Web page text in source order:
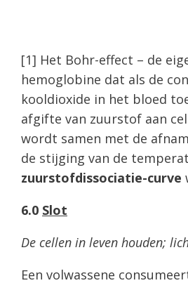
[1] Het Bohr-effect – de
hemoglobine dat als de
kooldioxide in het bloed
afgifte van zuurstof aan
wordt samen met de
de stijging van de
zuurstofdissociatie-curve
6.0 Slot
De cellen in leven houden;
Een volwassene